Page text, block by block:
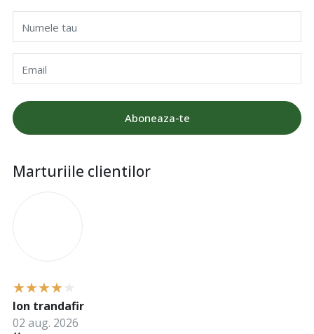
Numele tau
Email
Aboneaza-te
Marturiile clientilor
Ion trandafir
02 aug. 2026